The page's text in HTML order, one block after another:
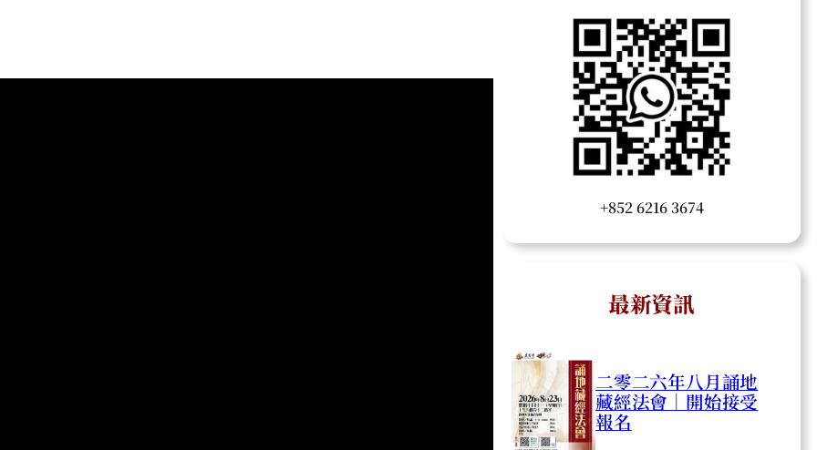
+852 6216 3674
最新資訊
二零二六年八月誦地
藏經法會｜開始接受
報名